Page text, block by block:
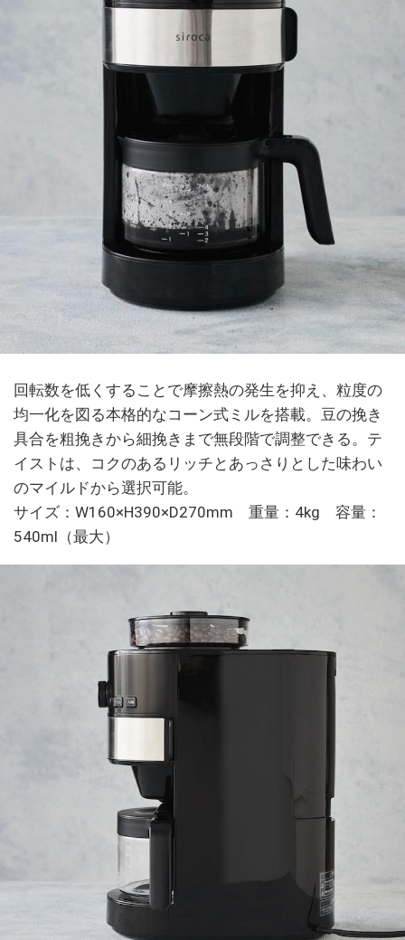
回転数を低くすることで摩擦熱の発生を抑え、粒度の
均一化を図る本格的なコーン式ミルを搭載。豆の挽き
具合を粗挽きから細挽きまで無段階で調整できる。テ
イストは、コクのあるリッチとあっさりとした味わい
のマイルドから選択可能。
サイズ：W160×H390×D270mm 重量：4kg 容量：
540ml（最大）